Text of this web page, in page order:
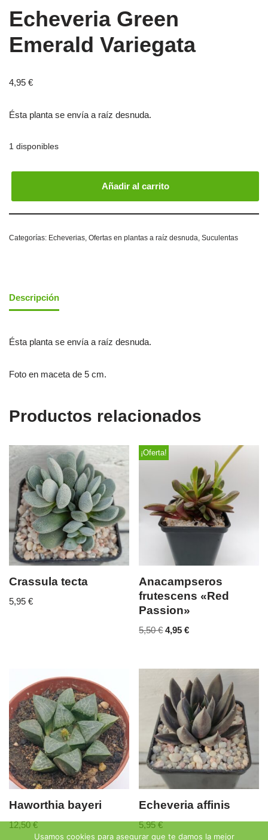
Echeveria Green
Emerald Variegata
4,95 €
Ésta planta se envía a raíz desnuda.
1 disponibles
Añadir al carrito
Categorías: Echeverias, Ofertas en plantas a raíz desnuda, Suculentas
Descripción
Ésta planta se envía a raíz desnuda.
Foto en maceta de 5 cm.
Productos relacionados
Crassula tecta
5,95 €
¡Oferta!
Anacampseros
frutescens «Red
Passion»
5,50€ 4,95€
Haworthia bayeri
12,50€
Echeveria affinis
5,95€
Usamos cookies para asegurar que te damos la mejor